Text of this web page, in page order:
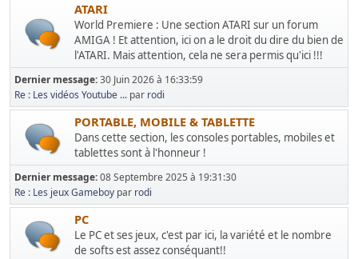
ATARI
World Premiere : Une section ATARI sur un forum
AMIGA ! Et attention, ici on a le droit du dire du bien de
l'ATARI. Mais attention, cela ne sera permis qu'ici !!!
Dernier message:30 Juin 2026 à 16:33:59
Re : Les vidéos Youtube ... par rodi
PORTABLE, MOBILE & TABLETTE
Dans cette section, les consoles portables, mobiles et
tablettes sont à l'honneur !
Dernier message:08 Septembre 2025 à 19:31:30
Re : Les jeux Gameboy par rodi
PC
Le PC et ses jeux, c'est par ici, la variété et le nombre
de softs est assez conséquant!!